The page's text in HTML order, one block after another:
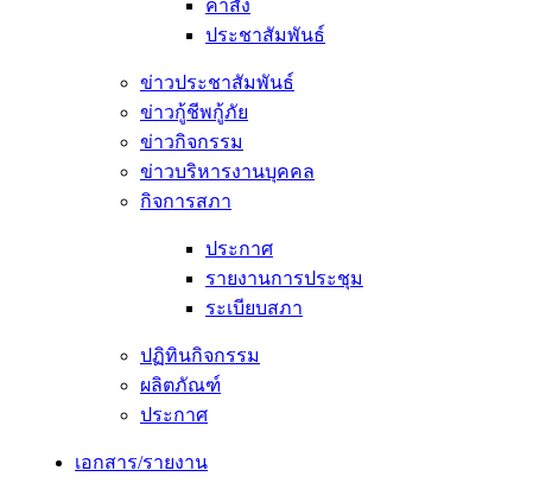
คำสั่ง
ประชาสัมพันธ์
ข่าวประชาสัมพันธ์
ข่าวกู้ชีพกู้ภัย
ข่าวกิจกรรม
ข่าวบริหารงานบุคคล
กิจการสภา
ประกาศ
รายงานการประชุม
ระเบียบสภา
ปฏิทินกิจกรรม
ผลิตภัณฑ์
ประกาศ
เอกสาร/รายงาน